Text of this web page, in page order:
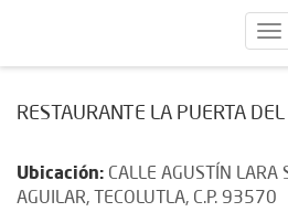
RESTAURANTE LA PUERTA DEL
Ubicación: CALLE AGUSTÍN LARA
AGUILAR, TECOLUTLA, C.P. 93570